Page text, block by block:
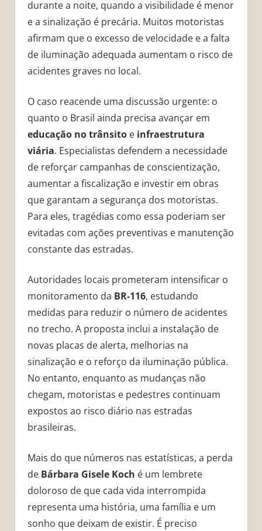
durante a noite, quando a visibilidade é menor
e a sinalização é precária. Muitos motoristas
afirmam que o excesso de velocidade e a falta
de iluminação adequada aumentam o risco de
acidentes graves no local.
O caso reacende uma discussão urgente: o
quanto o Brasil ainda precisa avançar em
educação no trânsitoe infraestrutura
viária. Especialistas defendem a necessidade
de reforçar campanhas de conscientização,
aumentar a fiscalização e investir em obras
que garantam a segurança dos motoristas.
Para eles, tragédias como essa poderiam ser
evitadas com ações preventivas e manutenção
constante das estradas.
Autoridades locais prometeram intensificar o
monitoramento da BR-116, estudando
medidas para reduzir o número de acidentes
no trecho. A proposta inclui a instalação de
novas placas de alerta, melhorias na
sinalização e o reforço da iluminação pública.
No entanto, enquanto as mudanças não
chegam, motoristas e pedestres continuam
expostos ao risco diário nas estradas
brasileiras.
Mais do que números nas estatísticas, a perda
de Bárbara Gisele Koch é um lembrete
doloroso de que cada vida interrompida
representa uma história, uma família e um
sonho que deixam de existir. É preciso